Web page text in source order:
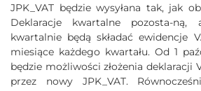
JPK_VAT będzie wysyłana tak, jak
Deklaracje kwartalne pozosta-ną,
kwartalnie będą składać ewidencje
miesiące każdego kwartału. Od 1
będzie możliwości złożenia deklaracji
przez nowy JPK_VAT.